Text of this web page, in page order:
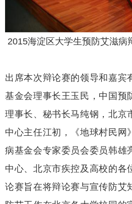
2015海淀区大学生预防艾滋病
出席本次辩论赛的领导和嘉宾
基金会理事长王玉民，中国预
理事长、秘书长马纯钢，北京
中心主任江初，《地球村民网
病基金会专家委员会委员韩雄
中心、北京市疾控及高校的各
论赛旨在将辩论赛与宣传防艾